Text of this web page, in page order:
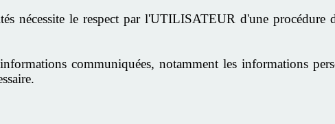
nécessite le respect par l'UTILISATEUR d'une
communiquées, notamment les informations